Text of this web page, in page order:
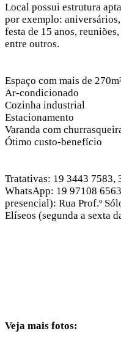
Local possui estrutura
por exemplo:
festa de 15 anos,
entre outros.
Espaço com mais de
Ar-condicionado
Cozinha industrial
Estacionamento
Varanda com
Ótimo custo-benefício
Tratativas: 19 3443 7583,
WhatsApp: 19 97108
presencial): Rua Prof.º
Elíseos (segunda a sexta
Veja mais fotos: